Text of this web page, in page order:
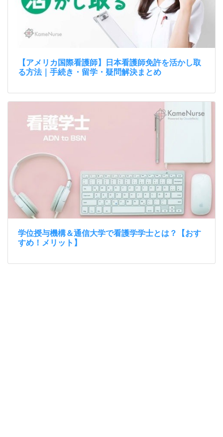
【アメリカ国際看護師】日本看護師免許を活かし取
る方法｜手続き・留学・疑問解決まとめ
学位授与機構＆通信大学で看護学学士とは？【おす
すめ！メリット】